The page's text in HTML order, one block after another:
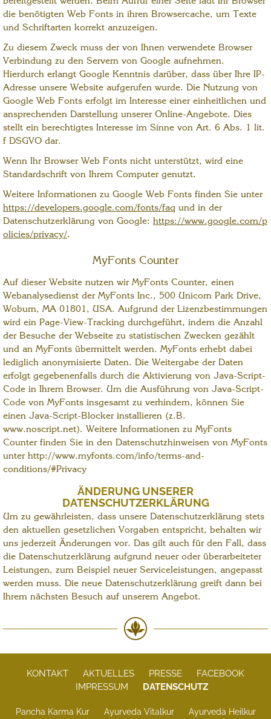
die benötigten Web Fonts in ihren Browsercache, um Texte
und Schriftarten korrekt anzuzeigen.
Zu diesem Zweck muss der von Ihnen verwendete Browser
Verbindung zu den Servern von Google aufnehmen.
Hierdurch erlangt Google Kenntnis darüber, dass über Ihre IP-
Adresse unsere Website aufgerufen wurde. Die Nutzung von
Google Web Fonts erfolgt im Interesse einer einheitlichen und
ansprechenden Darstellung unserer Online-Angebote. Dies
stellt ein berechtigtes Interesse im Sinne von Art. 6 Abs. 1 lit.
f DSGVO dar.
Wenn Ihr Browser Web Fonts nicht unterstützt, wird eine
Standardschrift von Ihrem Computer genutzt.
Weitere Informationen zu Google Web Fonts finden Sie unter
https://developers.google.com/fonts/faq und in der
Datenschutzerklärung von Google: https://www.google.com/p
olicies/privacy/.
MyFonts Counter
Auf dieser Website nutzen wir MyFonts Counter, einen
Webanalysedienst der MyFonts Inc., 500 Unicorn Park Drive,
Woburn, MA 01801, USA. Aufgrund der Lizenzbestimmungen
wird ein Page-View-Tracking durchgeführt, indem die Anzahl
der Besuche der Webseite zu statistischen Zwecken gezählt
und an MyFonts übermittelt werden. MyFonts erhebt dabei
lediglich anonymisierte Daten. Die Weitergabe der Daten
erfolgt gegebenenfalls durch die Aktivierung von Java-Script-
Code in Ihrem Browser. Um die Ausführung von Java-Script-
Code von MyFonts insgesamt zu verhindern, können Sie
einen Java-Script-Blocker installieren (z.B.
www.noscript.net). Weitere Informationen zu MyFonts
Counter finden Sie in den Datenschutzhinweisen von MyFonts
unter http://www.myfonts.com/info/terms-and-
conditions/#Privacy
ÄNDERUNG UNSERER
DATENSCHUTZERKLÄRUNG
Um zu gewährleisten, dass unsere Datenschutzerklärung stets
den aktuellen gesetzlichen Vorgaben entspricht, behalten wir
uns jederzeit Änderungen vor. Das gilt auch für den Fall, dass
die Datenschutzerklärung aufgrund neuer oder überarbeiteter
Leistungen, zum Beispiel neuer Serviceleistungen, angepasst
werden muss. Die neue Datenschutzerklärung greift dann bei
Ihrem nächsten Besuch auf unserem Angebot.
KONTAKT AKTUELLES PRESSE
FACEBOOK
IMPRESSUM
DATENSCHUTZ
Pancha Karma Kur Ayurveda Vitalkur Ayurveda Heilkur